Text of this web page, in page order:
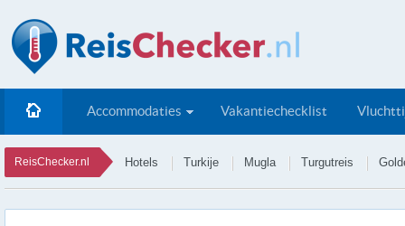
Accommodaties Vakantiechecklist
ReisChecker.nl Hotels Turkije Mugla Turgutreis